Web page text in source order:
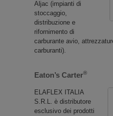
Aljac (impianti di
stoccaggio,
distribuzione e
rifornimento di
carburante avio,
carburanti).
Eaton’s Carter®
ELAFLEX ITALIA
S.R.L. è distributore
esclusivo dei prodotti